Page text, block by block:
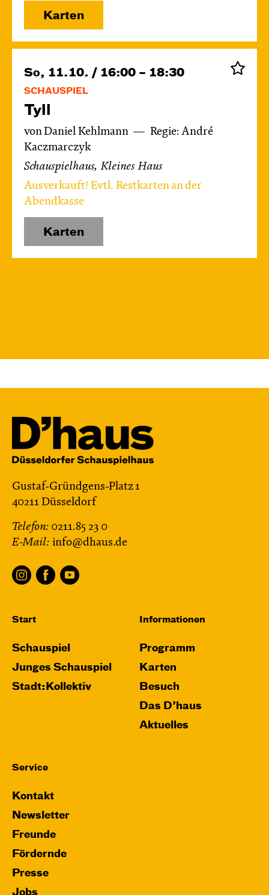
Karten
So, 11.10. / 16:00 – 18:30
SCHAUSPIEL
Tyll
von Daniel Kehlmann
Regie: André
Kaczmarczyk
Schauspielhaus, Kleines Haus
Ausverkauft! Evtl. Restkarten an der
Abendkasse
Karten
Gustaf-Gründgens-Platz 1
40211 Düsseldorf
Telefon: 0211.85 23 0
E-Mail: info@dhaus.de
Start
Schauspiel
Junges Schauspiel
Stadt:Kollektiv
Informationen
Programm
Karten
Besuch
Das D’haus
Aktuelles
Service
Kontakt
Newsletter
Freunde
Fördernde
Presse
Jobs